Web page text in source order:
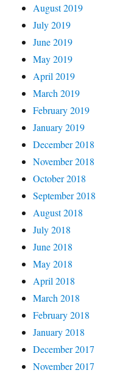
August 2019
July 2019
June 2019
May 2019
April 2019
March 2019
February 2019
January 2019
December 2018
November 2018
October 2018
September 2018
August 2018
July 2018
June 2018
May 2018
April 2018
March 2018
February 2018
January 2018
December 2017
November 2017